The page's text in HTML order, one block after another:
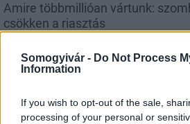
Somogyivár - Do Not Process
Information
If you wish to opt-out of the sale,
processing of your personal or
Amire többmillióan vártunk:
csökken a riasztás